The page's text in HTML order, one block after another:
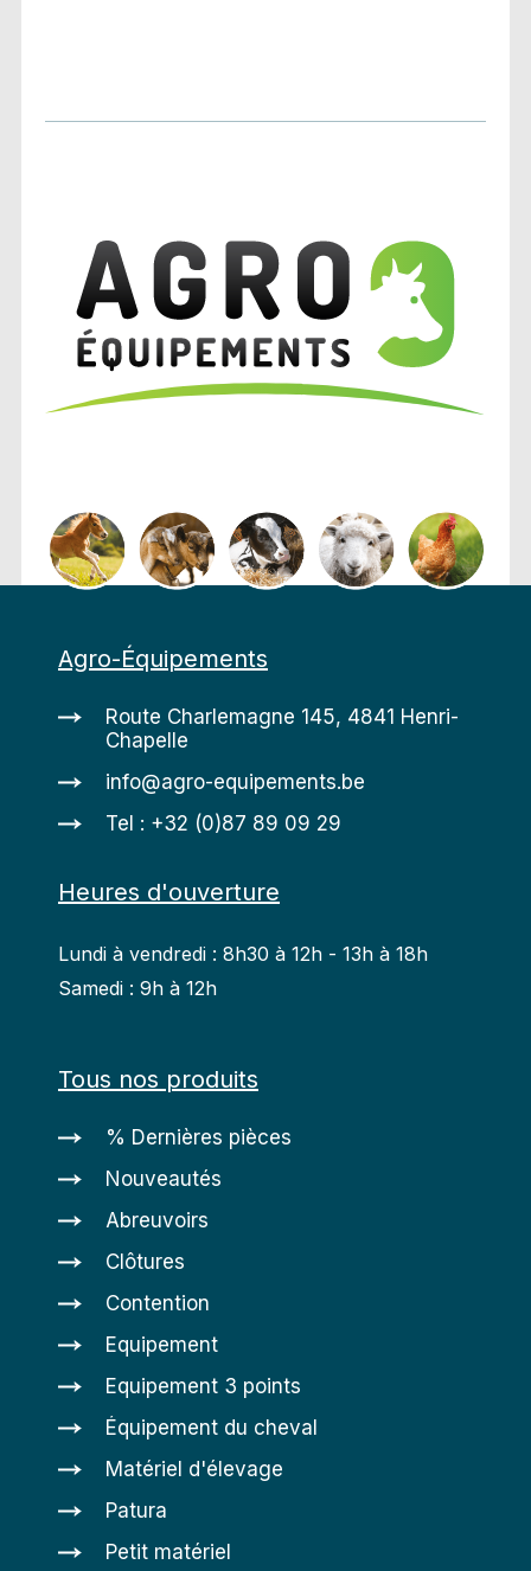
Agro-Équipements
Route Charlemagne 145, 4841 Henri-
Chapelle
info@agro-equipements.be
Tel : +32 (0)87 89 09 29
Heures d'ouverture
Lundi à vendredi : 8h30 à 12h - 13h à 18h
Samedi : 9h à 12h
Tous nos produits
% Dernières pièces
Nouveautés
Abreuvoirs
Clôtures
Contention
Equipement
Equipement 3 points
Équipement du cheval
Matériel d'élevage
Patura
Petit matériel